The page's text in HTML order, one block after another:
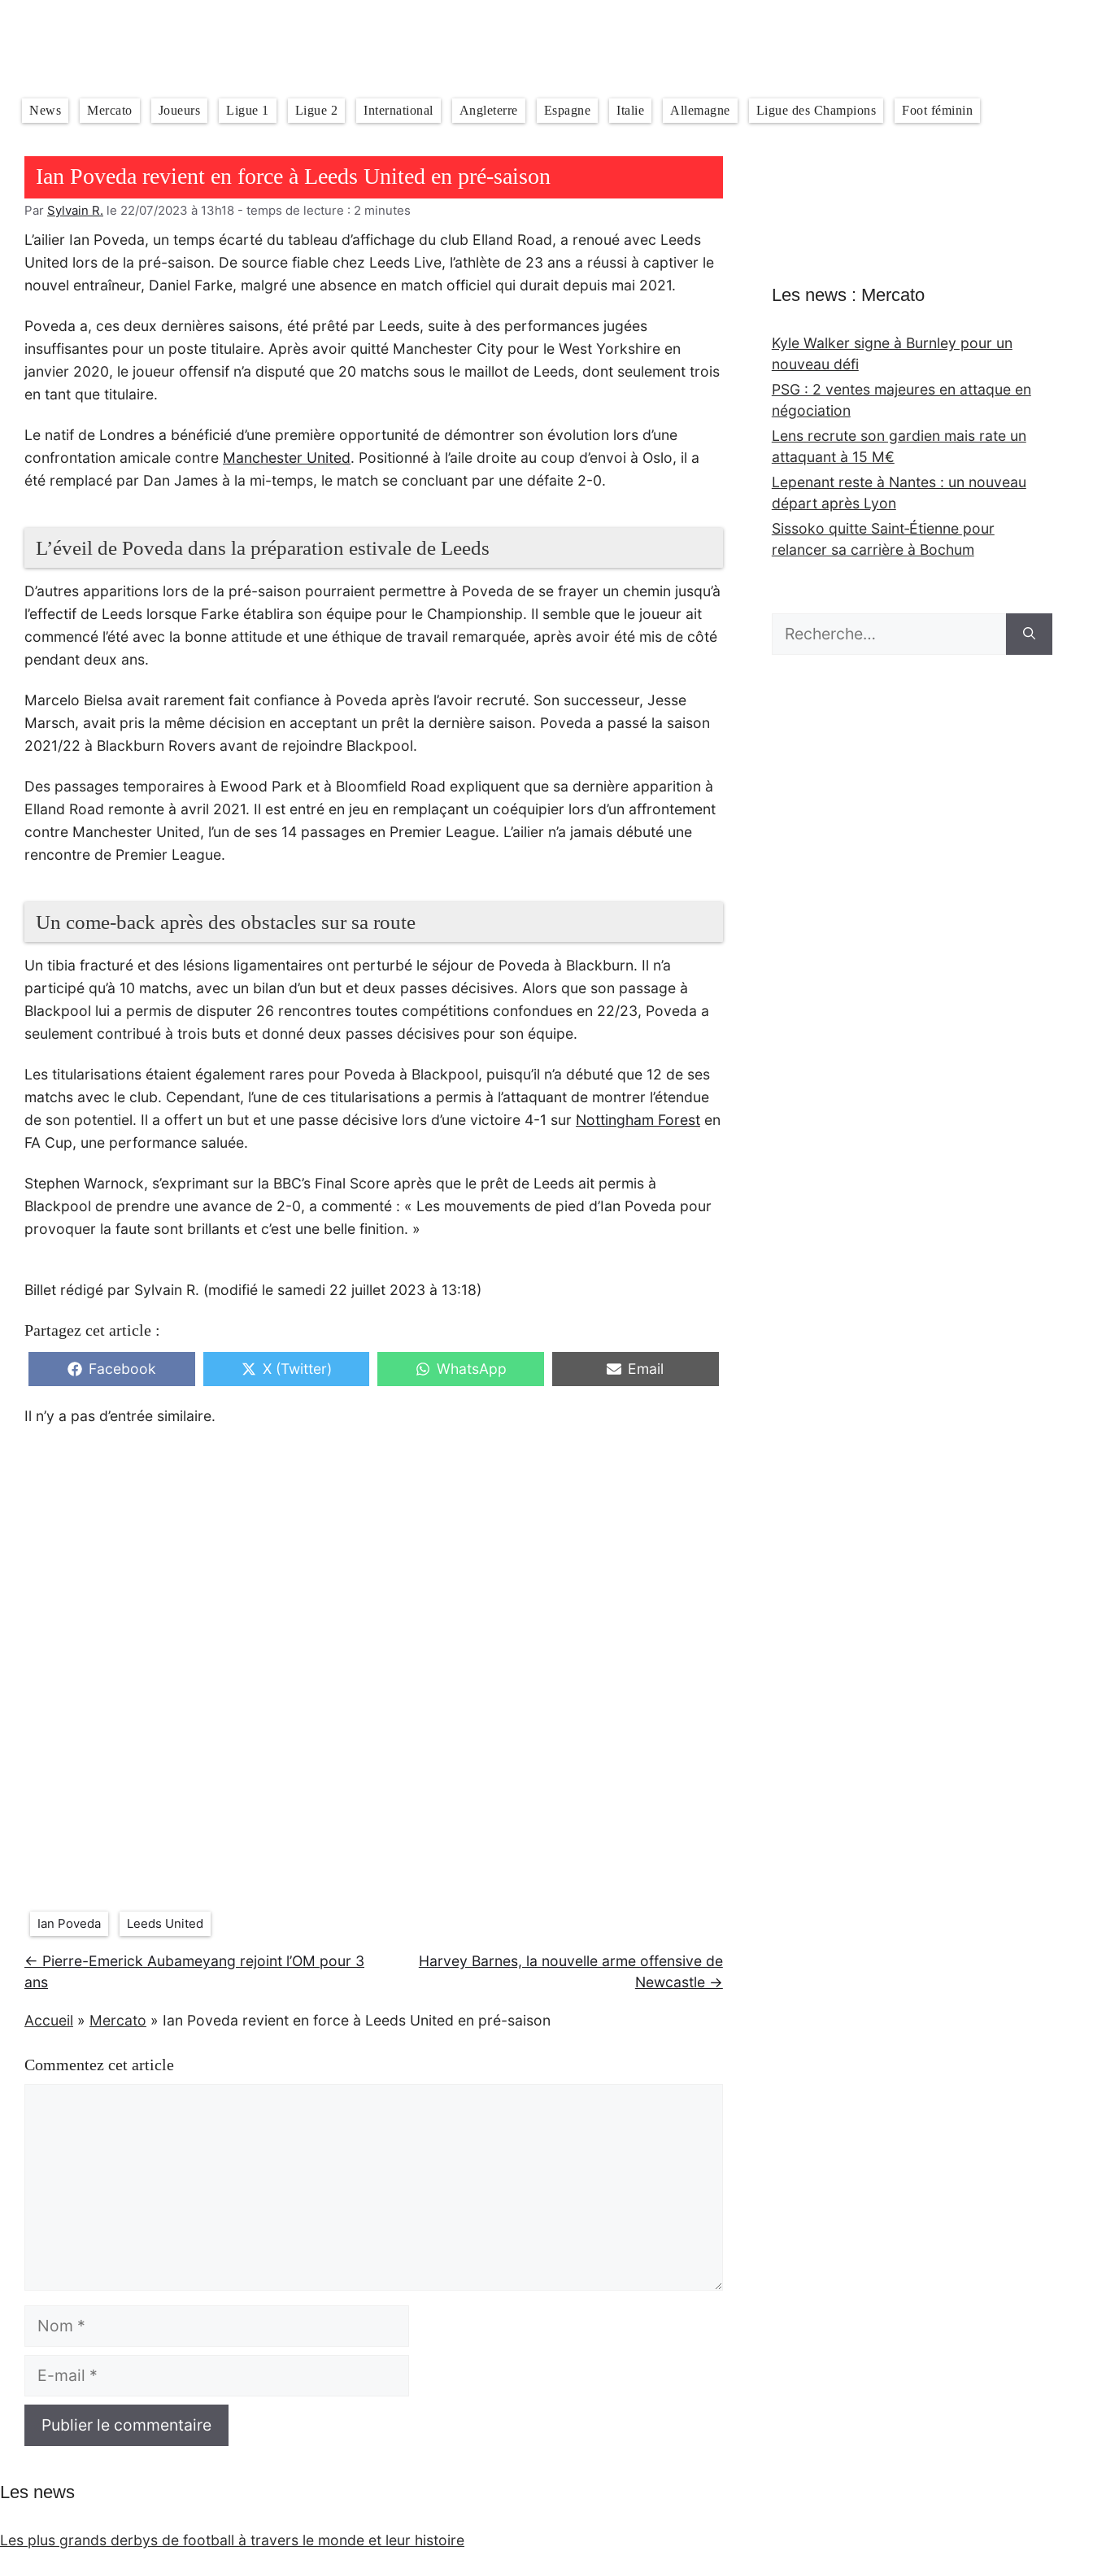
News Mercato Joueurs Ligue 1 Ligue 2 International Angleterre Espagne Italie Allemagne Ligue des Champions Foot féminin
Ian Poveda revient en force à Leeds United en pré-saison
Par Sylvain R. le 22/07/2023 à 13h18 - temps de lecture : 2 minutes
L’ailier Ian Poveda, un temps écarté du tableau d’affichage du club Elland Road, a renoué avec Leeds
United lors de la pré-saison. De source fiable chez Leeds Live, l’athlète de 23 ans a réussi à captiver le
nouvel entraîneur, Daniel Farke, malgré une absence en match officiel qui durait depuis mai 2021.
Poveda a, ces deux dernières saisons, été prêté par Leeds, suite à des performances jugées
insuffisantes pour un poste titulaire. Après avoir quitté Manchester City pour le West Yorkshire en
janvier 2020, le joueur offensif n’a disputé que 20 matchs sous le maillot de Leeds, dont seulement trois
en tant que titulaire.
Le natif de Londres a bénéficié d’une première opportunité de démontrer son évolution lors d’une
confrontation amicale contre Manchester United. Positionné à l’aile droite au coup d’envoi à Oslo, il a
été remplacé par Dan James à la mi-temps, le match se concluant par une défaite 2-0.
L’éveil de Poveda dans la préparation estivale de Leeds
D’autres apparitions lors de la pré-saison pourraient permettre à Poveda de se frayer un chemin jusqu’à
l’effectif de Leeds lorsque Farke établira son équipe pour le Championship. Il semble que le joueur ait
commencé l’été avec la bonne attitude et une éthique de travail remarquée, après avoir été mis de côté
pendant deux ans.
Marcelo Bielsa avait rarement fait confiance à Poveda après l’avoir recruté. Son successeur, Jesse
Marsch, avait pris la même décision en acceptant un prêt la dernière saison. Poveda a passé la saison
2021/22 à Blackburn Rovers avant de rejoindre Blackpool.
Des passages temporaires à Ewood Park et à Bloomfield Road expliquent que sa dernière apparition à
Elland Road remonte à avril 2021. Il est entré en jeu en remplaçant un coéquipier lors d’un affrontement
contre Manchester United, l’un de ses 14 passages en Premier League. L’ailier n’a jamais débuté une
rencontre de Premier League.
Un come-back après des obstacles sur sa route
Un tibia fracturé et des lésions ligamentaires ont perturbé le séjour de Poveda à Blackburn. Il n’a
participé qu’à 10 matchs, avec un bilan d’un but et deux passes décisives. Alors que son passage à
Blackpool lui a permis de disputer 26 rencontres toutes compétitions confondues en 22/23, Poveda a
seulement contribué à trois buts et donné deux passes décisives pour son équipe.
Les titularisations étaient également rares pour Poveda à Blackpool, puisqu’il n’a débuté que 12 de ses
matchs avec le club. Cependant, l’une de ces titularisations a permis à l’attaquant de montrer l’étendue
de son potentiel. Il a offert un but et une passe décisive lors d’une victoire 4-1 sur Nottingham Forest en
FA Cup, une performance saluée.
Stephen Warnock, s’exprimant sur la BBC’s Final Score après que le prêt de Leeds ait permis à
Blackpool de prendre une avance de 2-0, a commenté : « Les mouvements de pied d’Ian Poveda pour
provoquer la faute sont brillants et c’est une belle finition. »
Billet rédigé par Sylvain R. (modifié le samedi 22 juillet 2023 à 13:18)
Partagez cet article :
Share
on
Facebook
Share
on
X (Twitter)
Share
on
WhatsApp
Share
on
Email
Il n’y a pas d’entrée similaire.
Ian Poveda
Leeds United
← Pierre-Emerick Aubameyang rejoint l’OM pour 3
ans
Harvey Barnes, la nouvelle arme offensive de
Newcastle →
Accueil » Mercato » Ian Poveda revient en force à Leeds United en pré-saison
Commentez cet article
mail
Les news : Mercato
Kyle Walker signe à Burnley pour un
nouveau défi
PSG : 2 ventes majeures en attaque en
négociation
Lens recrute son gardien mais rate un
attaquant à 15 M€
Lepenant reste à Nantes : un nouveau
départ après Lyon
Sissoko quitte Saint‑Étienne pour
relancer sa carrière à Bochum
Les news
Les plus grands derbys de football à travers le monde et leur histoire